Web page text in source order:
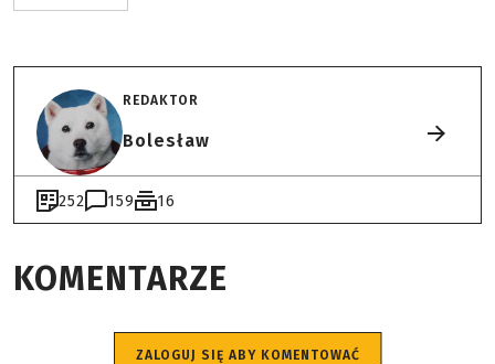
REDAKTOR
Bolesław
252 159 16
KOMENTARZE
ZALOGUJ SIĘ ABY KOMENTOWAĆ